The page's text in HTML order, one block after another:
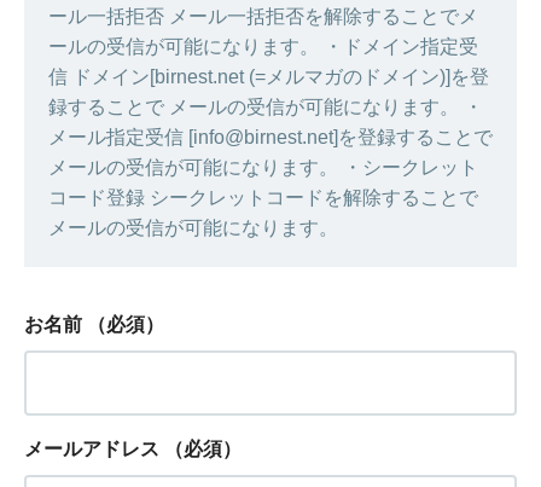
ール一括拒否 メール一括拒否を解除することでメ
ールの受信が可能になります。 ・ドメイン指定受
信 ドメイン[birnest.net (=メルマガのドメイン)]を登
録することで メールの受信が可能になります。 ・
メール指定受信 [info@birnest.net]を登録することで
メールの受信が可能になります。 ・シークレット
コード登録 シークレットコードを解除することで
メールの受信が可能になります。
お名前 （必須）
メールアドレス （必須）